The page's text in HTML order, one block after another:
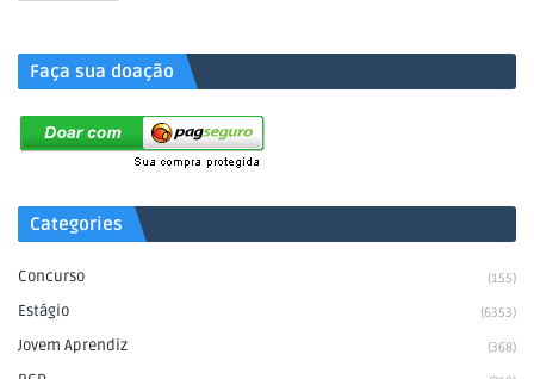
Faça sua doação
Categories
Concurso (155)
Estágio (6353)
Jovem Aprendiz (368)